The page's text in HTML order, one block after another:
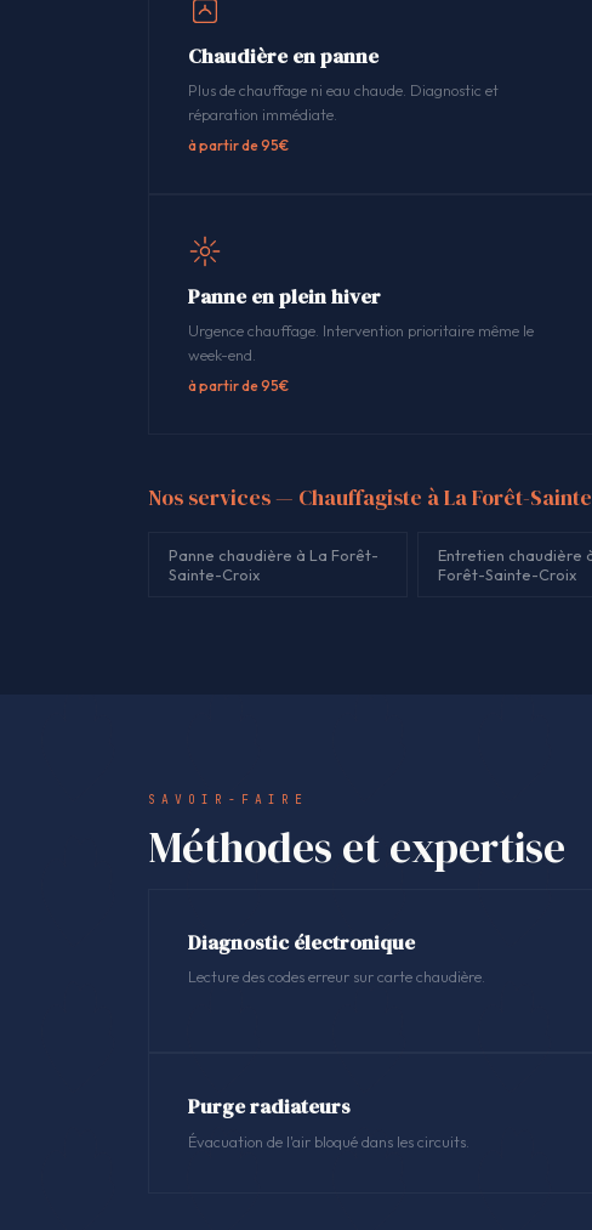
Chaudière en panne
Plus de chauffage ni eau chaude. Diagnostic et
réparation immédiate.
à partir de 95€
Panne en plein hiver
Urgence chauffage. Intervention prioritaire même le
week-end.
à partir de 95€
Nos services — Chauffagiste à La Forêt-
Panne chaudière à La Forêt-
Sainte-Croix
Entretien chaudière
Forêt-Sainte-Croix
SAVOIR-FAIRE
Méthodes et expertise
Diagnostic électronique
Lecture des codes erreur sur carte chaudière.
Purge radiateurs
Évacuation de l'air bloqué dans les circuits.